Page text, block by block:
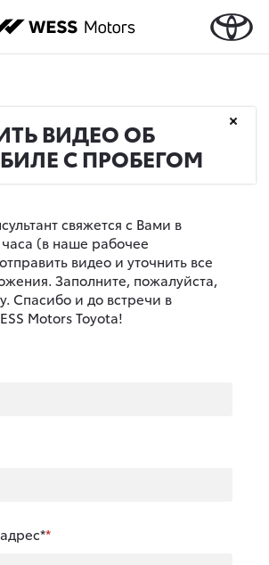
ВИДЕО ОБ
С ПРОБЕГОМ
свяжется с Вами в
(в наше рабочее
видео и уточнить все
Заполните, пожалуйста,
Спасибо и до встречи в
Motors Toyota!